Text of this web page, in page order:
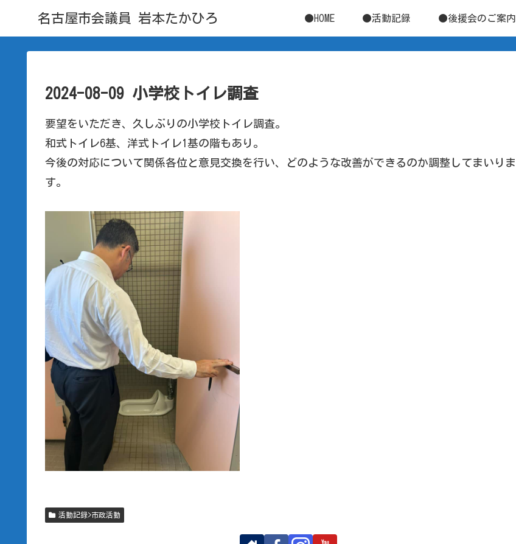
名古屋市会議員 岩本たかひろ ●HOME ●活動記録 ●後援会のご案内
2024-08-09 小学校トイレ調査
要望をいただき、久しぶりの小学校トイレ調査。
和式トイレ6基、洋式トイレ1基の階もあり。
今後の対応について関係各位と意見交換を行い、どのような改善ができるのか調整してまいりま
す。
活動記録>市政活動